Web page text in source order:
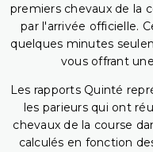
premiers chevaux de la
par l'arrivée officielle.
quelques minutes
vous offrant
Les rapports Quinté
les parieurs qui ont
chevaux de la course
calculés en fonction